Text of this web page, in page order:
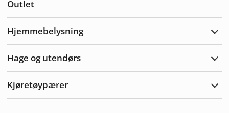
Outlet
Hjemmebelysning
Utvid
Hage og utendørs
Utvid
Kjøretøypærer
Utvid